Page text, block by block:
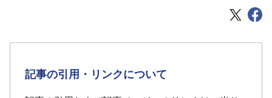
記事の引用・リンクについて